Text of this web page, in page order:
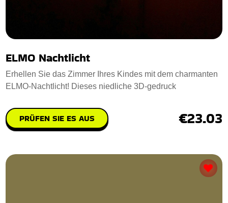
ELMO Nachtlicht
Erhellen Sie das Zimmer Ihres Kindes mit dem charmanten
ELMO-Nachtlicht! Dieses niedliche 3D-gedruck
PRÜFEN SIE ES AUS €23.03